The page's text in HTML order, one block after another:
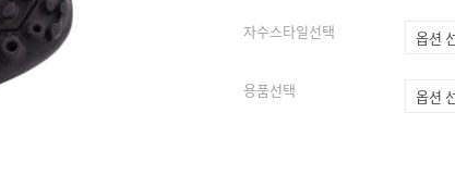
자수스타일선택
용품선택